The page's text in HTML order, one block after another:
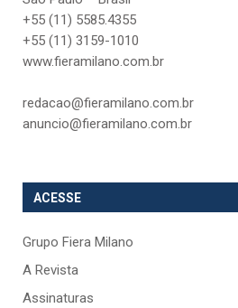
+55 (11) 5585.4355
+55 (11) 3159-1010
www.fieramilano.com.br
redacao@fieramilano.com.br
anuncio@fieramilano.com.br
ACESSE
Grupo Fiera Milano
A Revista
Assinaturas